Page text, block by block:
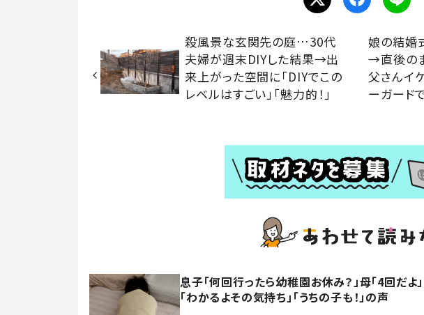
殺風景な玄関先の庭…30代
夫婦が週末DIYした結果→出
来上がった空間に「DIYでこの
レベルはすごい」「魅力的！」
娘の結婚
→直後の
父さんイ
ーガード
息子「何回行ったら幼稚園お休み？」母「4回だ
「わかるよその気持ち」「うちの子も！」の声